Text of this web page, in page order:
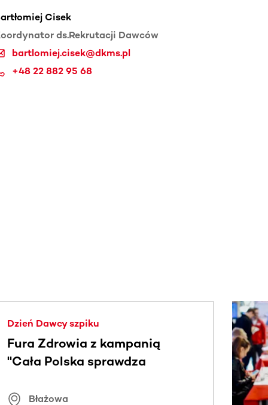
Cisek
ds.Rekrutacji Dawców
bartlomiej.cisek@dkms.pl
+48 22 882 95 68
Dzień Dawcy szpiku
Fura Zdrowia z kampanią
"Cała Polska sprawdza
Błażowa